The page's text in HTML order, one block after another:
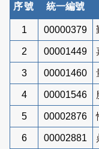
序號 統一編號
1 00000379
2 00001449
3 00001460
4 00001546
5 00002876
6 00002881